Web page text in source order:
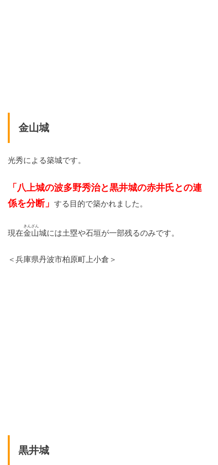
金山城
光秀による築城です。
「八上城の波多野秀治と黒井城の赤井氏との連
係を分断」する目的で築かれました。
現在金山
きんざん
城には土塁や石垣が一部残るのみです。
＜兵庫県丹波市柏原町上小倉＞
黒井城